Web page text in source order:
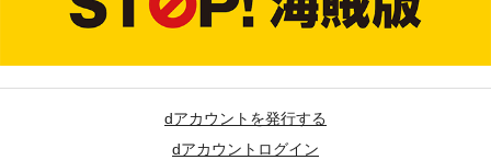
dアカウントを発行する
dアカウントログイン